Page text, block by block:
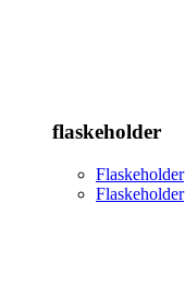
flaskeholder
Flaskeholder
Flaskeholder